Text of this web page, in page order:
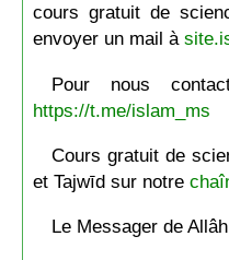
cours gratuit de
envoyer un mail à
Pour nous
https://t.me/islam_ms
Cours gratuit de
et Tajwīd sur notre